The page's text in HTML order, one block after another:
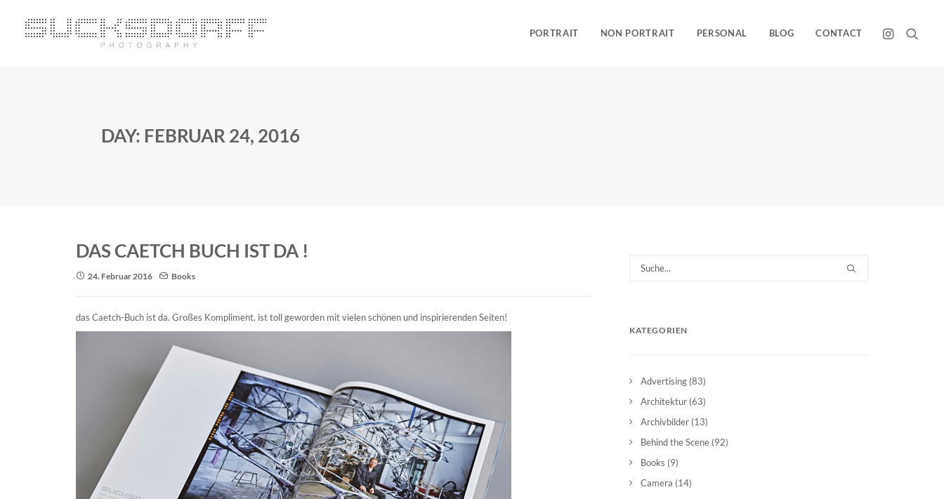
PORTRAIT NON PORTRAIT PERSONAL BLOG CONTACT
DAY: FEBRUAR 24, 2016
DAS CAETCH BUCH IST DA !
24. Februar 2016 Books
das Caetch-Buch ist da. Großes Kompliment, ist toll geworden mit vielen schönen und inspirierenden Seiten!
KATEGORIEN
Advertising (83)
Architektur (63)
Archivbilder (13)
Behind the Scene (92)
Books (9)
Camera (14)